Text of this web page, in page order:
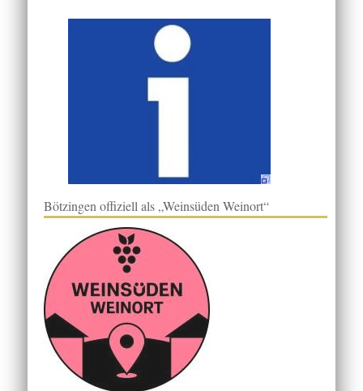
Bötzingen offiziell als „Weinsüden Weinort“